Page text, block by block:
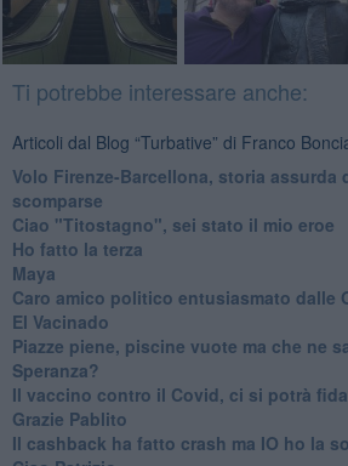
Ti potrebbe interessare anche:
Articoli dal Blog “Turbative” di Franco
Volo Firenze-Barcellona, storia assurda
scomparse
Ciao "Titostagno", sei stato il mio eroe
Ho fatto la terza
Maya
Caro amico politico entusiasmato dalle
El Vacinado
Piazze piene, piscine vuote ma che ne
Speranza?
​Il vaccino contro il Covid, ci si potrà
Grazie Pablito
Il cashback ha fatto crash ma IO ho la